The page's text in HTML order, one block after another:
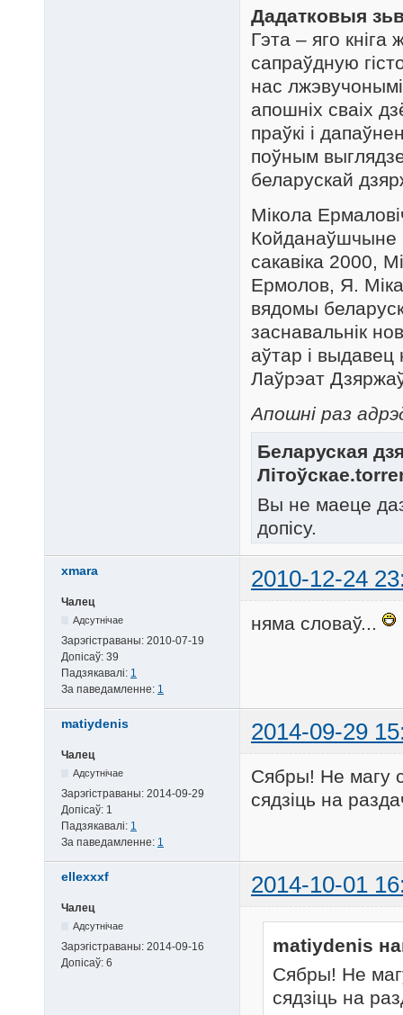
Дадатковыя
Гэта – яго
сапраўдную
нас
апошніх сваіх
праўкі і
поўным
беларускай
Мікола
Койданаўшчыне
сакавіка 2000,
Ермолов, Я.
вядомы
заснавальнік
аўтар і
Лаўрэат
Апошні раз
Беларуская
Вы не маеце
допісу.
xmara 2010-12-24
Чалец
Адсутнічае
Зарэгістраваны: 2010-07-19
Допісаў: 39
Падзякавалі: 1
За паведамленне: 1
няма словаў...
matiydenis 2014-09-29
Чалец
Адсутнічае
Зарэгістраваны: 2014-09-29
Допісаў: 1
Падзякавалі: 1
За паведамленне: 1
Сябры! Не магу
сядзіць на
ellexxxf 2014-10-01
Чалец
Адсутнічае
Зарэгістраваны: 2014-09-16
Допісаў: 6
matiydenis
Сябры! Не
сядзіць на